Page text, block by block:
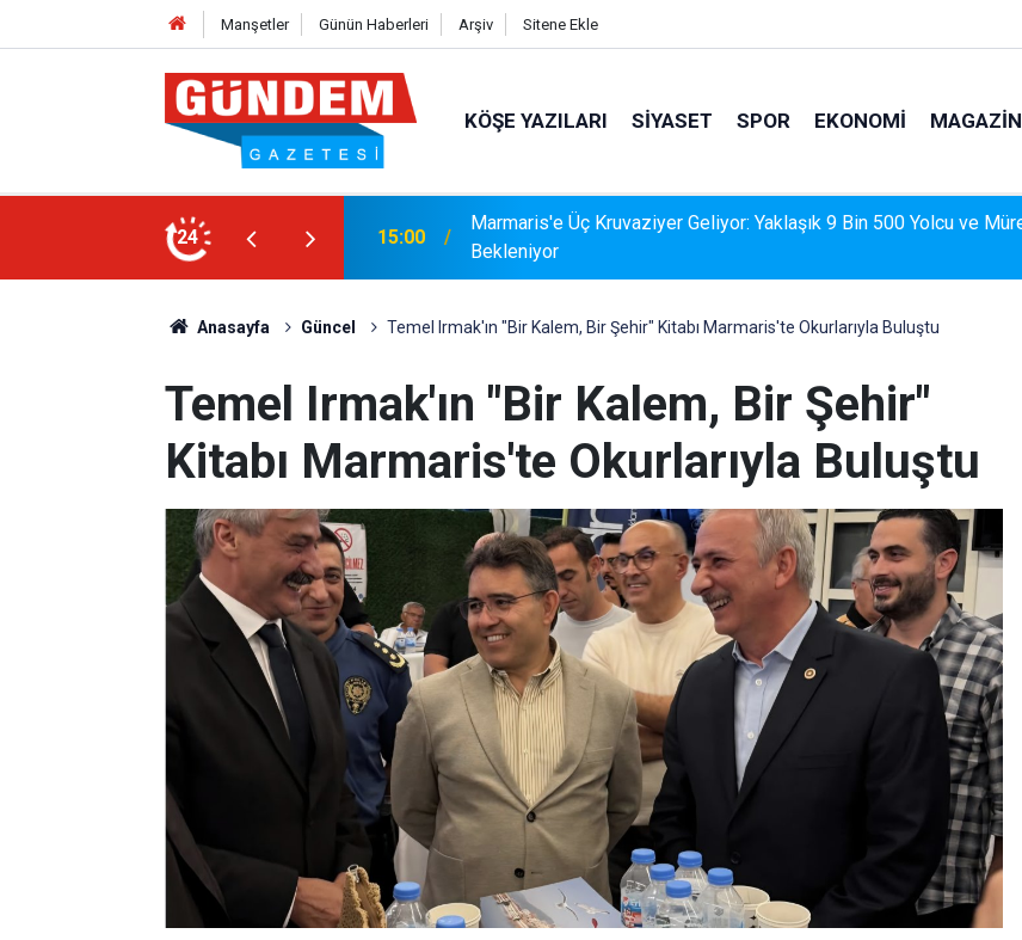
Manşetler Günün Haberleri Arşiv Sitene Ekle
KÖŞE YAZILARI SIYASET SPOR EKONOMI MAGAZIN
24
9 Bin 500 Yolcu ve Mürettebat
14:17 MARMARİS'TE DERELERDE TEMİZLİK SEFERBERLİĞİ
Anasayfa Güncel Temel Irmak'ın "Bir Kalem, Bir Şehir" Kitabı Marmaris'te Okurlarıyla Buluştu
Temel Irmak'ın "Bir Kalem, Bir Şehir"
Kitabı Marmaris'te Okurlarıyla Buluştu